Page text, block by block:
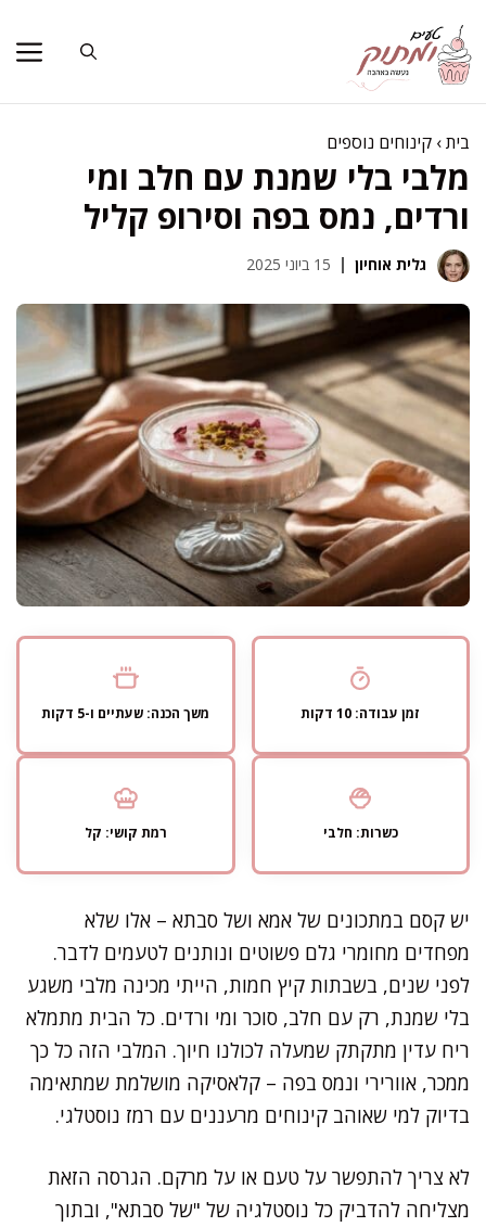
לתוכן
בית› קינוחים נוספים
מלבי בלי שמנת עם חלב ומי
ורדים, נמס בפה וסירופ קליל
גלית אוחיון 15 ביוני 2025
זמן עבודה: 10 דקות משך הכנה: שעתיים ו-5 דקות
כשרות: חלבי רמת קושי: קל
יש קסם במתכונים של אמא ושל סבתא – אלו שלא
מפחדים מחומרי גלם פשוטים ונותנים לטעמים לדבר.
לפני שנים, בשבתות קיץ חמות, הייתי מכינה מלבי משגע
בלי שמנת, רק עם חלב, סוכר ומי ורדים. כל הבית מתמלא
ריח עדין מתקתק שמעלה לכולנו חיוך. המלבי הזה כל כך
ממכר, אוורירי ונמס בפה – קלאסיקה מושלמת שמתאימה
בדיוק למי שאוהב קינוחים מרעננים עם רמז נוסטלגי.
לא צריך להתפשר על טעם או על מרקם. הגרסה הזאת
מצליחה להדביק כל נוסטלגיה של "של סבתא", ובתוך